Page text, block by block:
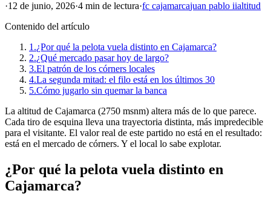
·12 de junio, 2026·4 min de lectura·fc cajamarcajuan pablo iialtitud
Contenido del artículo
1.¿Por qué la pelota vuela distinto en Cajamarca?
2.¿Qué mercado pasar hoy de largo?
3.El patrón de los córners locales
4.La segunda mitad: el filo está en los últimos 30
5.Cómo jugarlo sin quemar la banca
La altitud de Cajamarca (2750 msnm) altera más de lo que parece.
Cada tiro de esquina lleva una trayectoria distinta, más impredecible
para el visitante. El valor real de este partido no está en el resultado:
está en el mercado de córners. Y el local lo sabe explotar.
¿Por qué la pelota vuela distinto en
Cajamarca?